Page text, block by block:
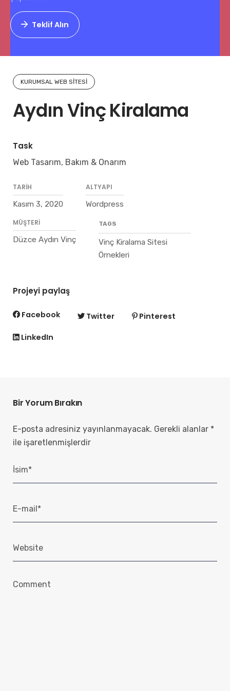
Teklif Alın
KURUMSAL WEB SITESI
Aydın Vinç Kiralama
Task
Web Tasarım, Bakım & Onarım
TARIH
Kasım 3, 2020
ALTYAPI
Wordpress
MÜŞTERI
Düzce Aydın Vinç
TAGS
Vinç Kiralama Sitesi
Örnekleri
Projeyi paylaş
Facebook Twitter Pinterest
LinkedIn
Bir Yorum Bırakın
E-posta adresiniz yayınlanmayacak. Gerekli alanlar *
ile işaretlenmişlerdir